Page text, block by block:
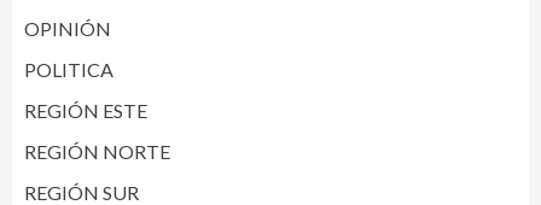
OPINIÓN
POLITICA
REGIÓN ESTE
REGIÓN NORTE
REGIÓN SUR